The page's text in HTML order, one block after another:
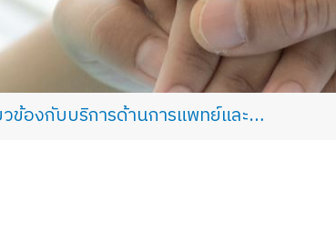
ข้องกับบริการด้านการแพทย์และ…